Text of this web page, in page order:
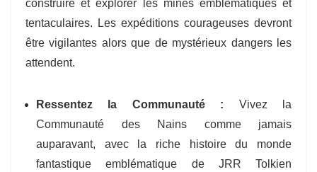
construire et explorer les mines emblématiques et
tentaculaires. Les expéditions courageuses devront
être vigilantes alors que de mystérieux dangers les
attendent.
Ressentez la Communauté : Vivez la
Communauté des Nains comme jamais
auparavant, avec la riche histoire du monde
fantastique emblématique de JRR Tolkien